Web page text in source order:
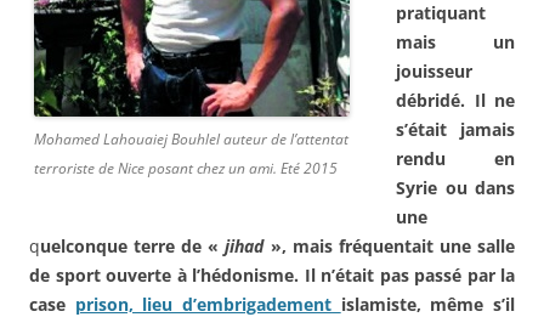
Mohamed Lahouaiej Bouhlel auteur de l’attentat
terroriste de Nice posant chez un ami. Eté 2015
pratiquant
mais un
jouisseur
débridé. Il ne
s’était jamais
rendu en
Syrie ou dans
une
quelconque terre de «jihad », mais fréquentait une salle
de sport ouverte à l’hédonisme. Il n’était pas passé par la
case prison, lieu d’embrigadement islamiste, même s’il